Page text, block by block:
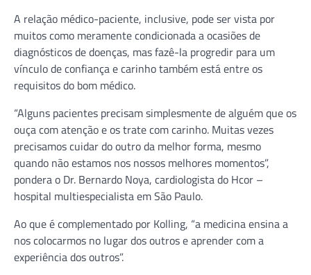
A relação médico-paciente, inclusive, pode ser vista por
muitos como meramente condicionada a ocasiões de
diagnósticos de doenças, mas fazê-la progredir para um
vínculo de confiança e carinho também está entre os
requisitos do bom médico.
“Alguns pacientes precisam simplesmente de alguém que os
ouça com atenção e os trate com carinho. Muitas vezes
precisamos cuidar do outro da melhor forma, mesmo
quando não estamos nos nossos melhores momentos”,
pondera o Dr. Bernardo Noya, cardiologista do Hcor –
hospital multiespecialista em São Paulo.
Ao que é complementado por Kolling, “a medicina ensina a
nos colocarmos no lugar dos outros e aprender com a
experiência dos outros”.